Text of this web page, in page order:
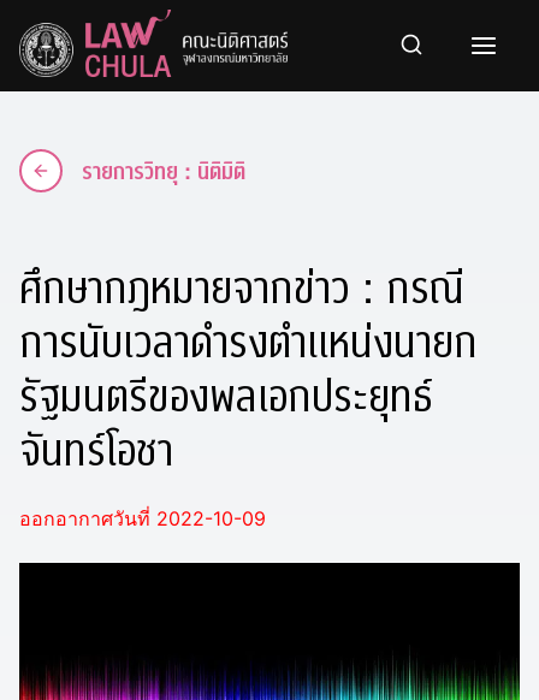
content
รายการวิทยุ : นิติมิติ
ศึกษากฎหมายจากข่าว : กรณี
การนับเวลาดำรงตำแหน่งนายก
รัฐมนตรีของพลเอกประยุทธ์
จันทร์โอชา
ออกอากาศวันที่ 2022-10-09